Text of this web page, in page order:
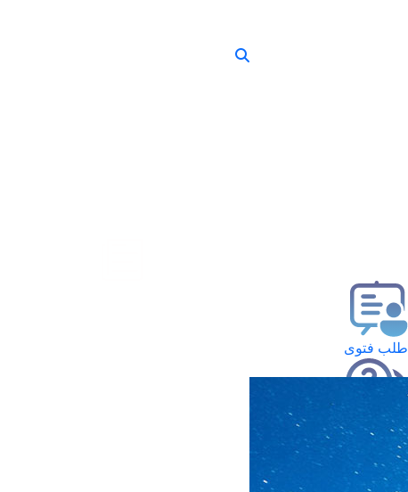
طلب فتوى
استعلام عن فتوى